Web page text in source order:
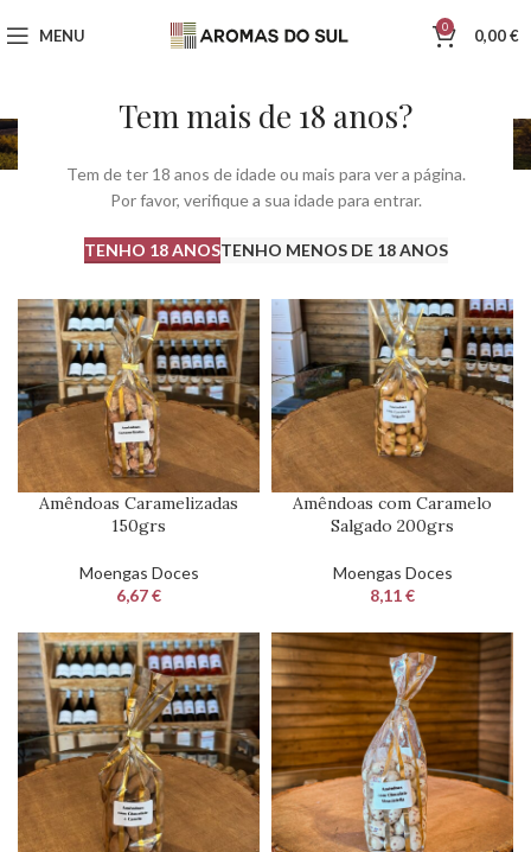
Tem mais de 18 anos?
Tem de ter 18 anos de idade ou mais para ver a página.
Por favor, verifique a sua idade para entrar.
TENHO 18 ANOSTENHO MENOS DE 18 ANOS
MENU 0 0,00€
Moengas Doces
Show sidebar
Amêndoas Caramelizadas
150grs
Moengas Doces
6,67€
Amêndoas com Caramelo
Salgado 200grs
Moengas Doces
8,11€